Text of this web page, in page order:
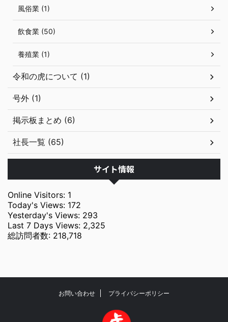
風俗業 (1)
飲食業 (50)
養殖業 (1)
令和の虎について (1)
号外 (1)
掲示板まとめ (6)
社長一覧 (65)
サイト情報
Online Visitors: 1
Today's Views: 172
Yesterday's Views: 293
Last 7 Days Views: 2,325
総訪問者数: 218,718
お問い合わせ プライバシーポリシー